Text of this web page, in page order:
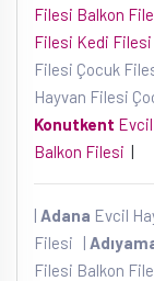
Filesi Balkon
Filesi Kedi
Filesi Çocuk
Hayvan Filesi
Konutkent
Balkon Filesi |
| Adana Evcil
Filesi
|
Filesi Balkon